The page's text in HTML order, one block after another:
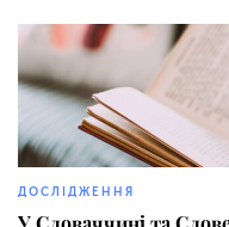
ДОСЛІДЖЕННЯ